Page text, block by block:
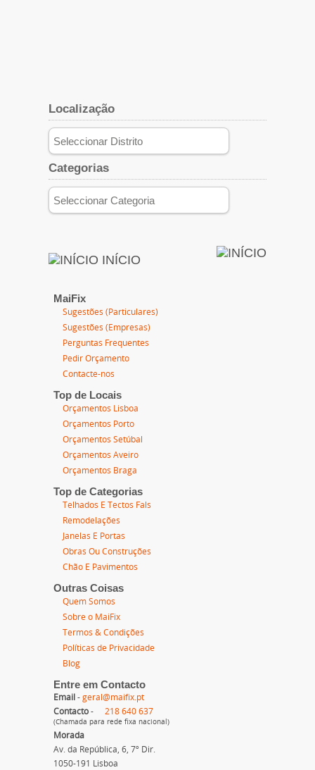
Localização
Categorias
INÍCIO
MaiFix
Sugestões (Particulares)
Sugestões (Empresas)
Perguntas Frequentes
Pedir Orçamento
Contacte-nos
Top de Locais
Orçamentos Lisboa
Orçamentos Porto
Orçamentos Setúbal
Orçamentos Aveiro
Orçamentos Braga
Top de Categorias
Telhados E Tectos Fals
Remodelações
Janelas E Portas
Obras Ou Construções
Chão E Pavimentos
Outras Coisas
Quem Somos
Sobre o MaiFix
Termos & Condições
Políticas de Privacidade
Blog
Entre em Contacto
Email - geral@maifix.pt
Contacto - 218 640 637
(Chamada para rede fixa nacional)
Morada
Av. da República, 6, 7º Dir.
1050-191 Lisboa